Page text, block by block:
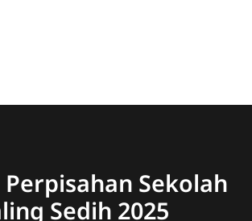
Perpisahan Sekolah
Sedih 2025